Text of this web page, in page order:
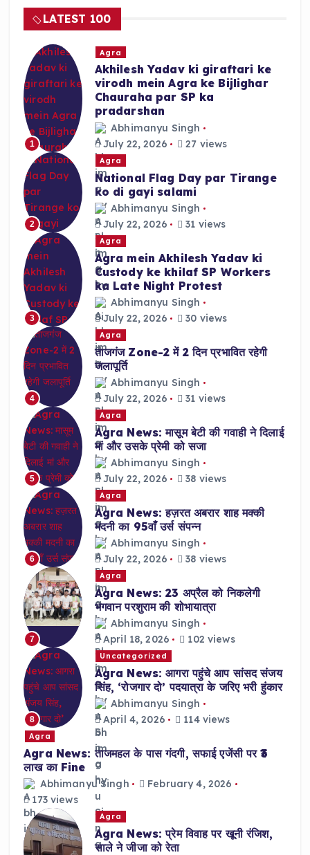
o
o
k
p
p
LATEST 100
1
Agra
Akhilesh Yadav ki giraftari ke
virodh mein Agra ke Bijlighar
Chauraha par SP ka
pradarshan
Abhimanyu Singh
July 22, 2026
27 views
2
Agra
National Flag Day par Tirange
ko di gayi salami
Abhimanyu Singh
July 22, 2026
31 views
3
Agra
Agra mein Akhilesh Yadav ki
Custody ke khilaf SP Workers
ka Late Night Protest
Abhimanyu Singh
July 22, 2026
30 views
4
Agra
ताजगंज Zone-2 में 2 दिन प्रभावित रहेगी
जलापूर्ति
Abhimanyu Singh
July 22, 2026
31 views
5
Agra
Agra News: मासूम बेटी की गवाही ने दिलाई
मां और उसके प्रेमी को सजा
Abhimanyu Singh
July 22, 2026
38 views
6
Agra
Agra News: हज़रत अबरार शाह मक्की
मदनी का 95वाँ उर्स संपन्न
Abhimanyu Singh
July 22, 2026
38 views
7
Agra
Agra News: 23 अप्रैल को निकलेगी
भगवान परशुराम की शोभायात्रा
Abhimanyu Singh
April 18, 2026
102 views
8
Uncategorized
Agra News: आगरा पहुंचे आप सांसद संजय
सिंह, ‘रोजगार दो’ पदयात्रा के जरिए भरी हुंकार
Abhimanyu Singh
April 4, 2026
114 views
Agra
Agra News: ताजमहल के पास गंदगी, सफाई एजेंसी पर ₹3
लाख का Fine
Abhimanyu Singh
February 4, 2026
173 views
Agra
Agra News: प्रेम विवाह पर खूनी रंजिश,
साले ने जीजा को रेता